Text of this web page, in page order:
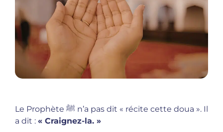
Le Prophète ﷺ n’a pas dit « récite cette doua ». Il
a dit : « Craignez-la. »